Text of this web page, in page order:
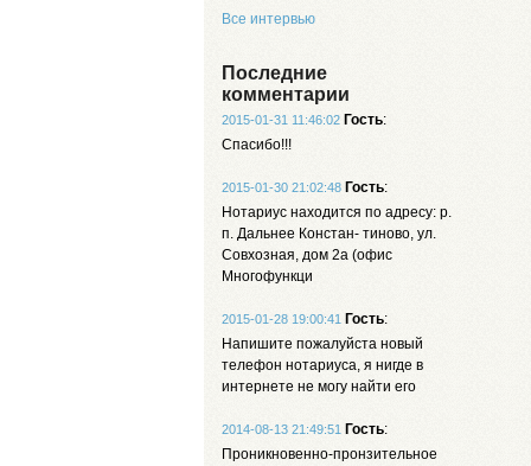
Все интервью
Последние
комментарии
2015-01-31 11:46:02 Гость:
Спасибо!!!
2015-01-30 21:02:48 Гость:
Нотариус находится по адресу: р.
п. Дальнее Констан- тиново, ул.
Совхозная, дом 2а (офис
Многофункци
2015-01-28 19:00:41 Гость:
Напишите пожалуйста новый
телефон нотариуса, я нигде в
интернете не могу найти его
2014-08-13 21:49:51 Гость:
Проникновенно-пронзительное